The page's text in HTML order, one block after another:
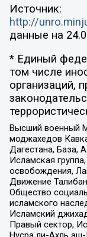
Источник:
http://
данные на
* Единый
том числе
организаций,
Высший военный
моджахедов
Дагестана, База,
Исламская
освобождения,
Движение
Общество
исламского
Исламский
Правый сектор,